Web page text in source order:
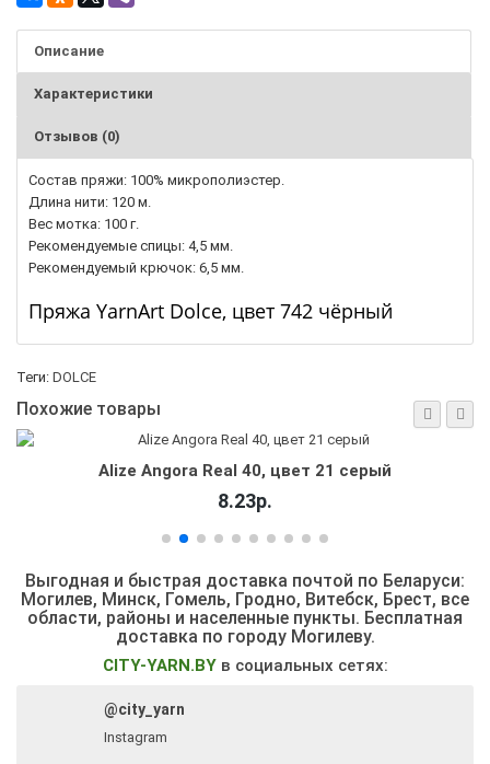
Описание
Характеристики
Отзывов (0)
Состав пряжи: 100% микрополиэстер.
Длина нити: 120 м.
Вес мотка: 100 г.
Рекомендуемые спицы: 4,5 мм.
Рекомендуемый крючок: 6,5 мм.
Пряжа YarnArt Dolce, цвет 742 чёрный
Теги: DOLCE
Похожие товары
Alize Angora Real 40, цвет 21 серый
8.23р.
Выгодная и быстрая доставка почтой по Беларуси:
Могилев, Минск, Гомель, Гродно, Витебск, Брест, все
области, районы и населенные пункты. Бесплатная
доставка по городу Могилеву.
CITY-YARN.BYв социальных сетях:
@city_yarn
Instagram